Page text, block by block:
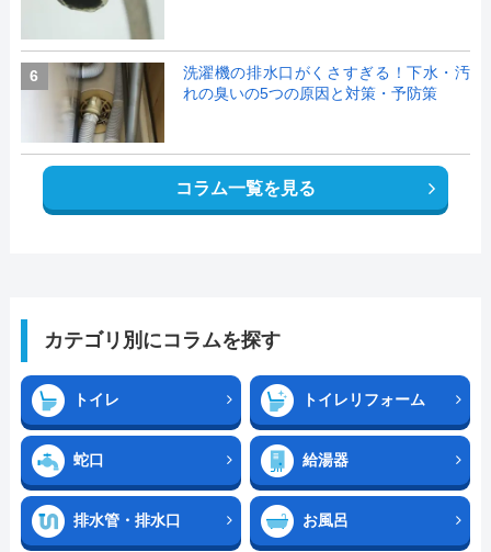
6
洗濯機の排水口がくさすぎる！下水・汚
れの臭いの5つの原因と対策・予防策
コラム一覧を見る
カテゴリ別にコラムを探す
トイレ トイレリフォーム
蛇口 給湯器
排水管・排水口 お風呂